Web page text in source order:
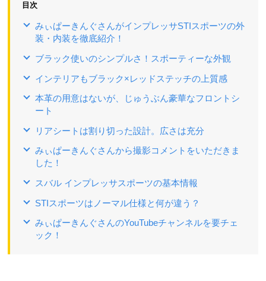
目次
みぃぱーきんぐさんがインプレッサSTIスポーツの外
装・内装を徹底紹介！
ブラック使いのシンプルさ！スポーティーな外観
インテリアもブラック×レッドステッチの上質感
本革の用意はないが、じゅうぶん豪華なフロントシ
ート
リアシートは割り切った設計。広さは充分
みぃぱーきんぐさんから撮影コメントをいただきま
した！
スバル インプレッサスポーツの基本情報
STIスポーツはノーマル仕様と何が違う？
みぃぱーきんぐさんのYouTubeチャンネルを要チェ
ック！